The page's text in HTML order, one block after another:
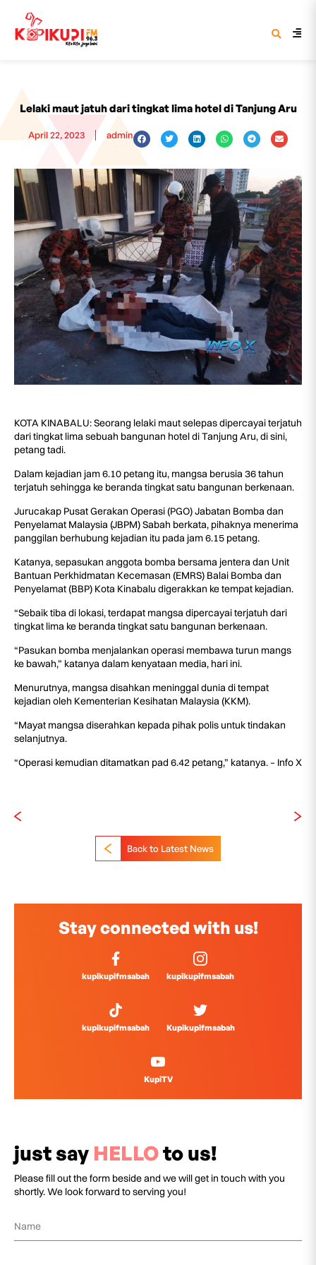
Lelaki maut jatuh dari tingkat lima hotel di Tanjung Aru
April 22, 2023 admin
KOTA KINABALU: Seorang lelaki maut selepas dipercayai terjatuh
dari tingkat lima sebuah bangunan hotel di Tanjung Aru, di sini,
petang tadi.
Dalam kejadian jam 6.10 petang itu, mangsa berusia 36 tahun
terjatuh sehingga ke beranda tingkat satu bangunan berkenaan.
Jurucakap Pusat Gerakan Operasi (PGO) Jabatan Bomba dan
Penyelamat Malaysia (JBPM) Sabah berkata, pihaknya menerima
panggilan berhubung kejadian itu pada jam 6.15 petang.
Katanya, sepasukan anggota bomba bersama jentera dan Unit
Bantuan Perkhidmatan Kecemasan (EMRS) Balai Bomba dan
Penyelamat (BBP) Kota Kinabalu digerakkan ke tempat kejadian.
“Sebaik tiba di lokasi, terdapat mangsa dipercayai terjatuh dari
tingkat lima ke beranda tingkat satu bangunan berkenaan.
“Pasukan bomba menjalankan operasi membawa turun mangs
ke bawah,” katanya dalam kenyataan media, hari ini.
Menurutnya, mangsa disahkan meninggal dunia di tempat
kejadian oleh Kementerian Kesihatan Malaysia (KKM).
“Mayat mangsa diserahkan kepada pihak polis untuk tindakan
selanjutnya.
“Operasi kemudian ditamatkan pad 6.42 petang,” katanya. – Info X
Back to Latest News
Stay connected with us!
kupikupifmsabah kupikupifmsabah
kupikupifmsabah Kupikupifmsabah
KupiTV
just say HELLOto us!
Please fill out the form beside and we will get in touch with you
shortly. We look forward to serving you!